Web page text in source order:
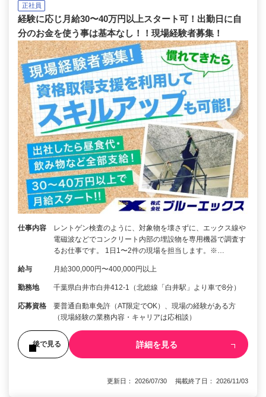
正社員
経験に応じ月給30〜40万円以上スタート可！出勤日に自
分のお金を使う事は基本なし！！現場経験者募集！
仕事内容
レントゲン検査のように、対象物を壊さずに、エックス線や
電磁波などでコンクリート内部の埋設物を専用機器で調査す
るお仕事です。 1日1〜2件の現場を担当します。※…
給与 月給300,000円〜400,000円以上
勤務地 千葉県白井市白井412-1（北総線「白井駅」より車で8分）
応募資格
要普通自動車免許（AT限定でOK）、現場の経験がある方
（現場経験の業務内容・キャリアは応相談）
後で見る 詳細を見る
更新日： 2026/07/30 掲載終了日： 2026/11/03